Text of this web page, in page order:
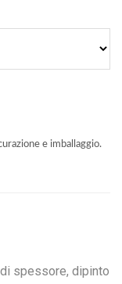
e imballaggio.
spessore, dipinto